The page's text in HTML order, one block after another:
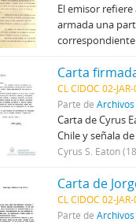
El emisor
armada una
CL CIDOC 02-
Parte de
Carta de Cyrus
Chile y señala
Cyrus S. Eaton
Carta de
CL CIDOC 02-
Parte de